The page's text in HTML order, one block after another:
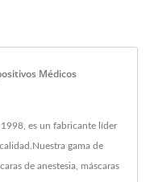
Médicos
es un fabricante líder
gama de
de anestesia, máscaras